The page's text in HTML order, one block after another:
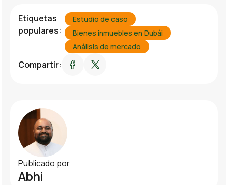
Etiquetas
populares:
Estudio de caso
Bienes inmuebles en Dubái
Análisis de mercado
Compartir:
Publicado por
Abhi